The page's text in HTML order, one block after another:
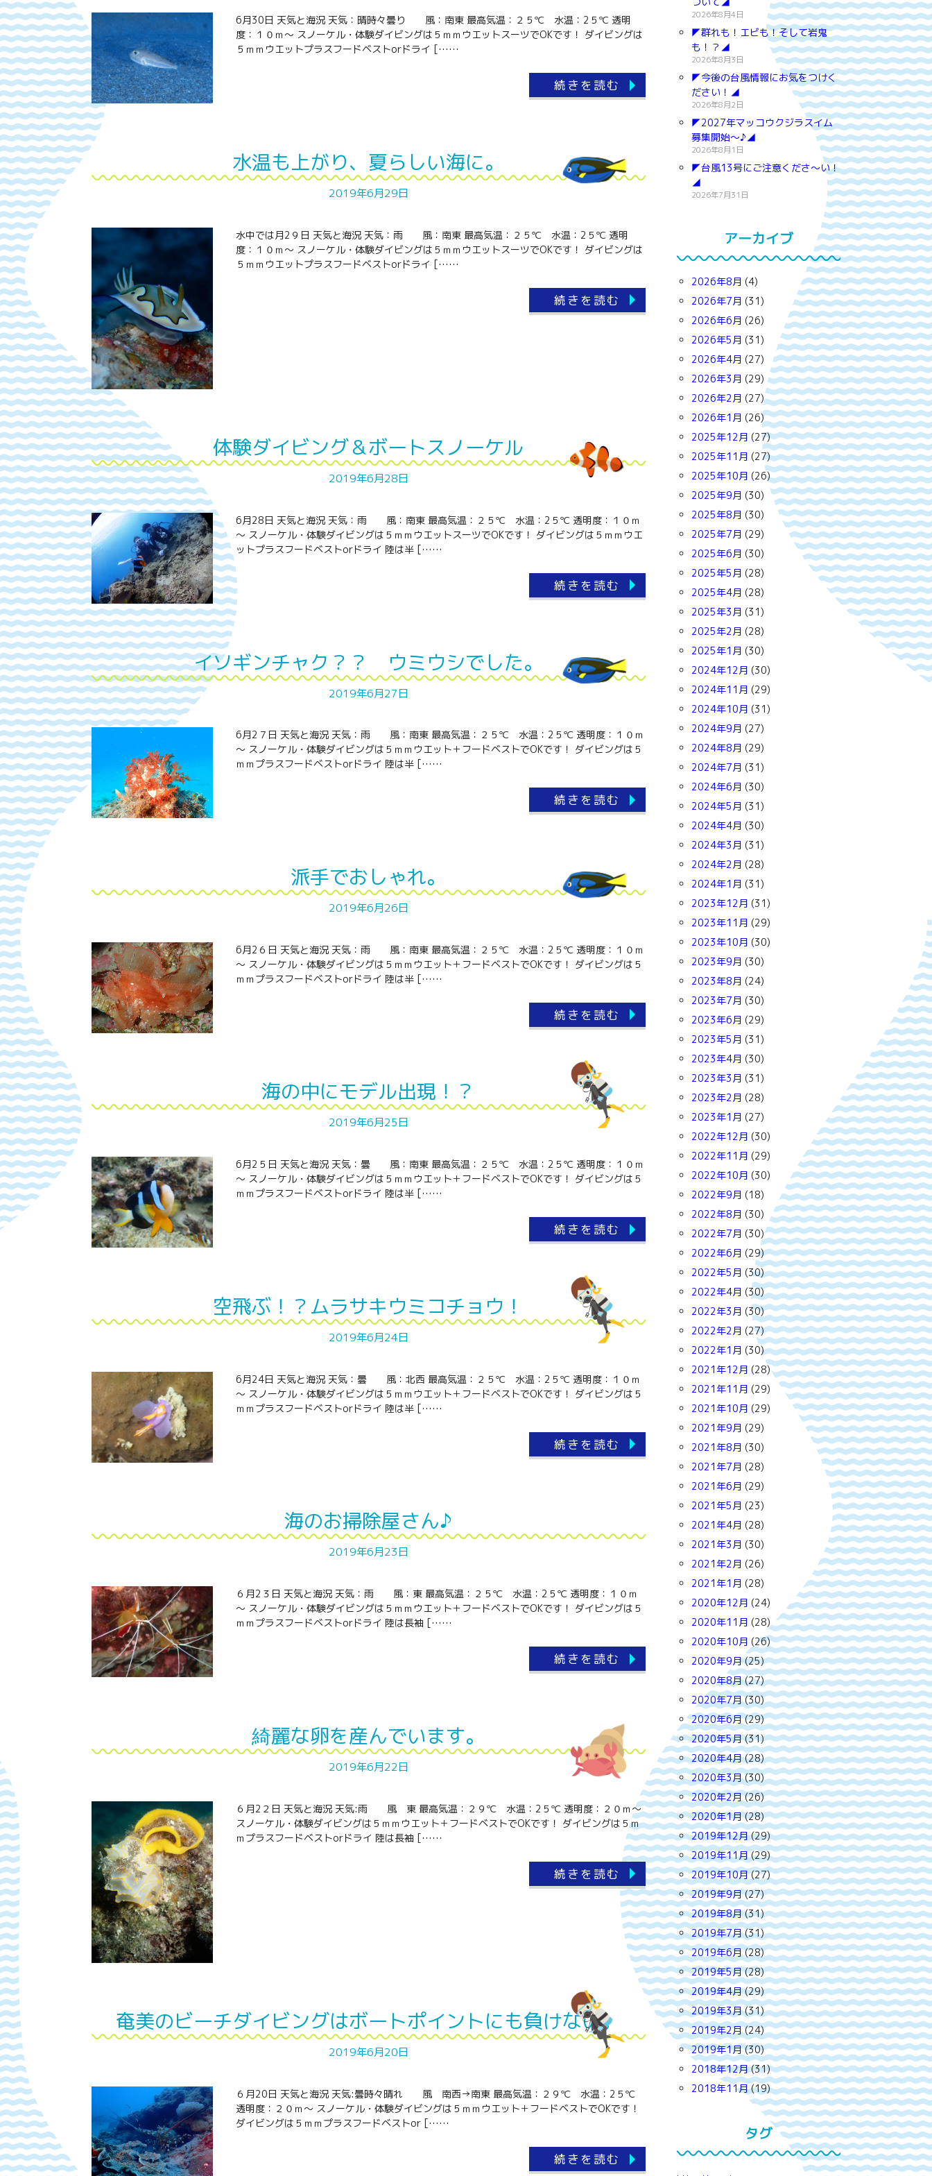
6月30日 天気と海況 天気：晴時々曇り 風：南東 最高気温：２５℃ 水温：2５℃ 透明
度：１０ｍ～ スノーケル・体験ダイビングは５ｍｍウエットスーツでOKです！ ダイビングは
５ｍｍウエットプラスフードベストorドライ [……
続きを読む
水温も上がり、夏らしい海に。
2019年6月29日
水中では月2９日 天気と海況 天気：雨 風：南東 最高気温：２５℃ 水温：2５℃ 透明
度：１０ｍ～ スノーケル・体験ダイビングは５ｍｍウエットスーツでOKです！ ダイビングは
５ｍｍウエットプラスフードベストorドライ [……
続きを読む
体験ダイビング＆ボートスノーケル
2019年6月28日
6月28日 天気と海況 天気：雨 風：南東 最高気温：２５℃ 水温：2５℃ 透明度：１０ｍ
～ スノーケル・体験ダイビングは５ｍｍウエットスーツでOKです！ ダイビングは５ｍｍウエ
ットプラスフードベストorドライ 陸は半 [……
続きを読む
イソギンチャク？？ ウミウシでした。
2019年6月27日
6月2７日 天気と海況 天気：雨 風：南東 最高気温：２５℃ 水温：2５℃ 透明度：１０ｍ
～ スノーケル・体験ダイビングは５ｍｍウエット＋フードベストでOKです！ ダイビングは５
ｍｍプラスフードベストorドライ 陸は半 [……
続きを読む
派手でおしゃれ。
2019年6月26日
6月2６日 天気と海況 天気：雨 風：南東 最高気温：２５℃ 水温：2５℃ 透明度：１０ｍ
～ スノーケル・体験ダイビングは５ｍｍウエット＋フードベストでOKです！ ダイビングは５
ｍｍプラスフードベストorドライ 陸は半 [……
続きを読む
海の中にモデル出現！？
2019年6月25日
6月2５日 天気と海況 天気：曇 風：南東 最高気温：２５℃ 水温：2５℃ 透明度：１０ｍ
～ スノーケル・体験ダイビングは５ｍｍウエット＋フードベストでOKです！ ダイビングは５
ｍｍプラスフードベストorドライ 陸は半 [……
続きを読む
空飛ぶ！？ムラサキウミコチョウ！
2019年6月24日
6月24日 天気と海況 天気：曇 風：北西 最高気温：２５℃ 水温：2５℃ 透明度：１０ｍ
～ スノーケル・体験ダイビングは５ｍｍウエット＋フードベストでOKです！ ダイビングは５
ｍｍプラスフードベストorドライ 陸は半 [……
続きを読む
海のお掃除屋さん♪
2019年6月23日
６月2３日 天気と海況 天気：雨 風：東 最高気温：２５℃ 水温：2５℃ 透明度：１０ｍ
～ スノーケル・体験ダイビングは５ｍｍウエット＋フードベストでOKです！ ダイビングは５
ｍｍプラスフードベストorドライ 陸は長袖 [……
続きを読む
綺麗な卵を産んでいます。
2019年6月22日
６月2２日 天気と海況 天気:雨 風 東 最高気温：２９℃ 水温：2５℃ 透明度：２０ｍ～
スノーケル・体験ダイビングは５ｍｍウエット＋フードベストでOKです！ ダイビングは５ｍ
ｍプラスフードベストorドライ 陸は長袖 [……
続きを読む
奄美のビーチダイビングはボートポイントにも負けない。
2019年6月20日
６月20日 天気と海況 天気:曇時々晴れ 風 南西→南東 最高気温：２９℃ 水温：2５℃
透明度：２０ｍ～ スノーケル・体験ダイビングは５ｍｍウエット＋フードベストでOKです！
ダイビングは５ｍｍプラスフードベストor [……
続きを読む
2026年8月4日
◤群れも！エビも！そして岩鬼
も！？◢
2026年8月3日
◤今後の台風情報にお気をつけく
ださい！◢
2026年8月2日
◤2027年マッコウクジラスイム
募集開始～♪◢
2026年8月1日
◤台風13号にご注意くださ～い！
◢
2026年7月31日
アーカイブ
2026年8月 (4)
2026年7月 (31)
2026年6月 (26)
2026年5月 (31)
2026年4月 (27)
2026年3月 (29)
2026年2月 (27)
2026年1月 (26)
2025年12月 (27)
2025年11月 (27)
2025年10月 (26)
2025年9月 (30)
2025年8月 (30)
2025年7月 (29)
2025年6月 (30)
2025年5月 (28)
2025年4月 (28)
2025年3月 (31)
2025年2月 (28)
2025年1月 (30)
2024年12月 (30)
2024年11月 (29)
2024年10月 (31)
2024年9月 (27)
2024年8月 (29)
2024年7月 (31)
2024年6月 (30)
2024年5月 (31)
2024年4月 (30)
2024年3月 (31)
2024年2月 (28)
2024年1月 (31)
2023年12月 (31)
2023年11月 (29)
2023年10月 (30)
2023年9月 (30)
2023年8月 (24)
2023年7月 (30)
2023年6月 (29)
2023年5月 (31)
2023年4月 (30)
2023年3月 (31)
2023年2月 (28)
2023年1月 (27)
2022年12月 (30)
2022年11月 (29)
2022年10月 (30)
2022年9月 (18)
2022年8月 (30)
2022年7月 (30)
2022年6月 (29)
2022年5月 (30)
2022年4月 (30)
2022年3月 (30)
2022年2月 (27)
2022年1月 (30)
2021年12月 (28)
2021年11月 (29)
2021年10月 (29)
2021年9月 (29)
2021年8月 (30)
2021年7月 (28)
2021年6月 (29)
2021年5月 (23)
2021年4月 (28)
2021年3月 (30)
2021年2月 (26)
2021年1月 (28)
2020年12月 (24)
2020年11月 (28)
2020年10月 (26)
2020年9月(25)
2020年8月(27)
2020年7月(30)
2020年6月(29)
2020年5月(31)
2020年4月(28)
2020年3月(30)
2020年2月(26)
2020年1月(28)
2019年12月(29)
2019年11月(29)
2019年10月(27)
2019年9月(27)
2019年8月(31)
2019年7月(31)
2019年6月(28)
2019年5月(28)
2019年4月(29)
2019年3月(31)
2019年2月(24)
2019年1月(30)
2018年12月(31)
2018年11月(19)
タグ